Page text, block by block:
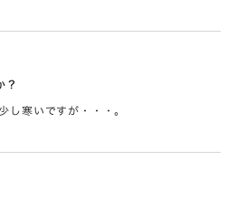
？
し寒いですが・・・。